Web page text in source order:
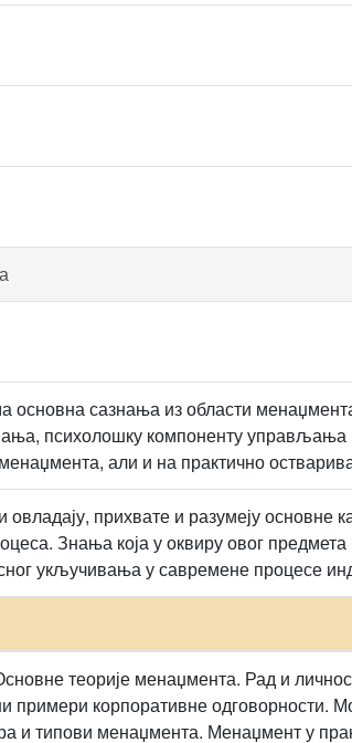
основна сазнања из области
психолошку компоненту управљања
али и на практично
овладају, прихвате и разумеју основне
Знања која у оквиру овог
укључивања у савремене процесе
теорије менаџмента. Рад и
примери корпоративне одговорности.
и типови менаџмента. Менаџмент у